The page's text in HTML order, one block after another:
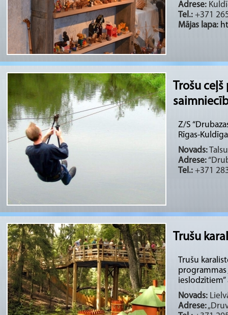
Adrese:
Tel.: +371
Mājas lapa:
Trošu
Z/S
Rīgas-
Novads:
Adrese:
Tel.: +371
Trušu
Trušu
programmas
ieslodzītiem”
Novads:
Adrese: